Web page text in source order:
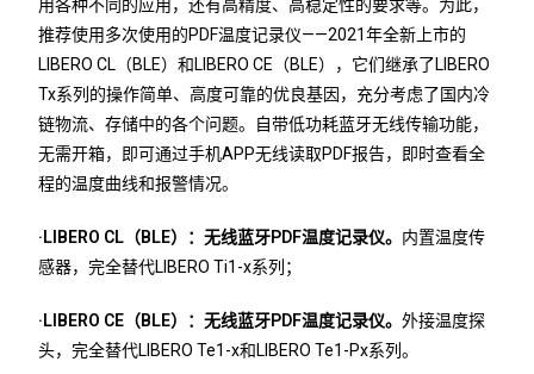
用各种不同的应用，还有高精度、高稳定性的要求等。为此，
推荐使用多次使用的PDF温度记录仪——2021年全新上市的
LIBERO CL（BLE）和LIBERO CE（BLE），它们继承了LIBERO
Tx系列的操作简单、高度可靠的优良基因，充分考虑了国内冷
链物流、存储中的各个问题。自带低功耗蓝牙无线传输功能，
无需开箱，即可通过手机APP无线读取PDF报告，即时查看全
程的温度曲线和报警情况。
·LIBERO CL（BLE）：无线蓝牙PDF温度记录仪。 内置温度传
感器，完全替代LIBERO Ti1-x系列；
·LIBERO CE（BLE）：无线蓝牙PDF温度记录仪。外接温度探
头，完全替代LIBERO Te1-x和LIBERO Te1-Px系列。